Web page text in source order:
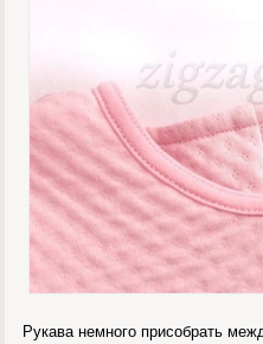
Рукава немного присобрать